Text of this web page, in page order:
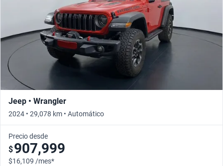
Jeep • Wrangler
2024 • 29,078 km • Automático
Precio desde
$907,999
$16,109 /mes*